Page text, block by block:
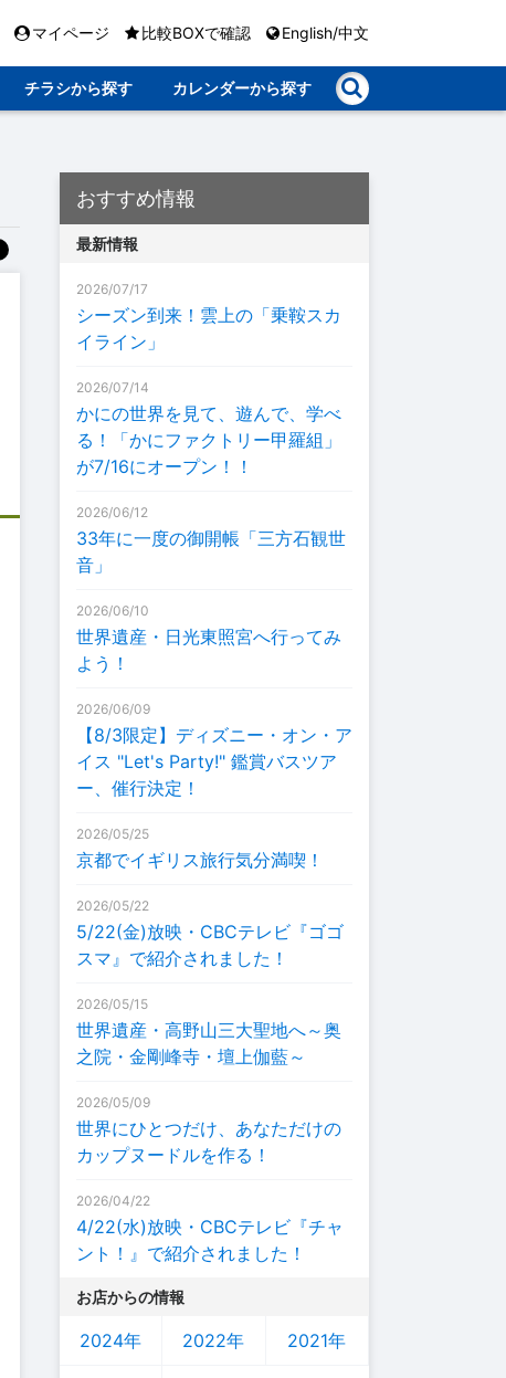
マイページ 比較BOXで確認 English/中文
チラシから探す カレンダーから探す
おすすめ情報
最新情報
2026/07/17
シーズン到来！雲上の「乗鞍スカ
イライン」
2026/07/14
かにの世界を見て、遊んで、学べ
る！「かにファクトリー甲羅組」
が7/16にオープン！！
2026/06/12
33年に一度の御開帳「三方石観世
音」
2026/06/10
世界遺産・日光東照宮へ行ってみ
よう！
2026/06/09
【8/3限定】ディズニー・オン・ア
イス "Let's Party!" 鑑賞バスツア
ー、催行決定！
2026/05/25
京都でイギリス旅行気分満喫！
2026/05/22
5/22(金)放映・CBCテレビ『ゴゴ
スマ』で紹介されました！
2026/05/15
世界遺産・高野山三大聖地へ～奥
之院・金剛峰寺・壇上伽藍～
2026/05/09
世界にひとつだけ、あなただけの
カップヌードルを作る！
2026/04/22
4/22(水)放映・CBCテレビ『チャ
ント！』で紹介されました！
お店からの情報
2024年 2022年 2021年